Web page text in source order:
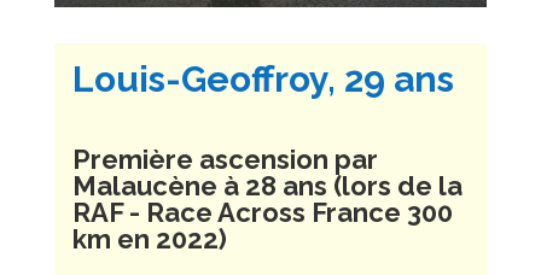
Louis-Geoffroy, 29 ans
Première ascension par
Malaucène à 28 ans (lors de la
RAF - Race Across France 300
km en 2022)